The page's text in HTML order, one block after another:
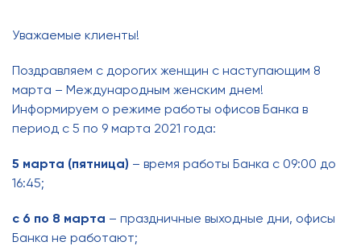
Уважаемые клиенты!
Поздравляем с дорогих женщин с наступающим 8
марта – Международным женским днем!
Информируем о режиме работы офисов Банка в
период с 5 по 9 марта 2021 года:
5 марта (пятница) – время работы Банка с 09:00 до
16:45;
с 6 по 8 марта – праздничные выходные дни, офисы
Банка не работают;